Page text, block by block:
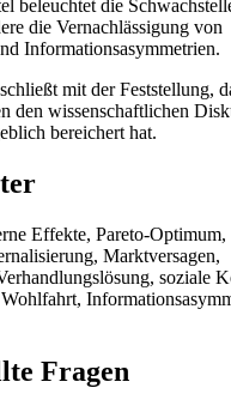
beleuchtet die
die Vernachlässigung von
Informationsasymmetrien.
mit der Feststellung,
den wissenschaftlichen
bereichert hat.
Effekte, Pareto-Optimum,
Marktversagen,
soziale
Fragen